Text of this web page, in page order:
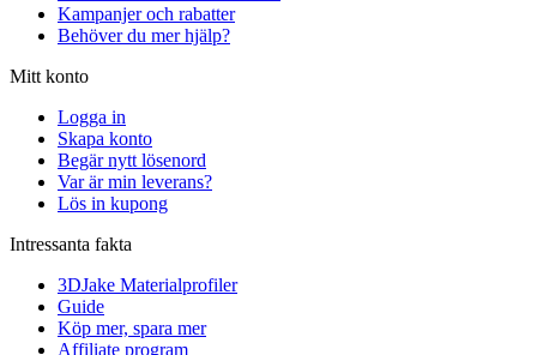
Kampanjer och rabatter
Behöver du mer hjälp?
Mitt konto
Logga in
Skapa konto
Begär nytt lösenord
Var är min leverans?
Lös in kupong
Intressanta fakta
3DJake Materialprofiler
Guide
Köp mer, spara mer
Affiliate program